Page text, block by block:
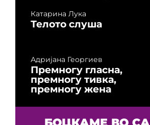
Катарина Лука
Телото слуша
Адријана Георгиев
Премногу гласна,
премногу тивка,
премногу жена